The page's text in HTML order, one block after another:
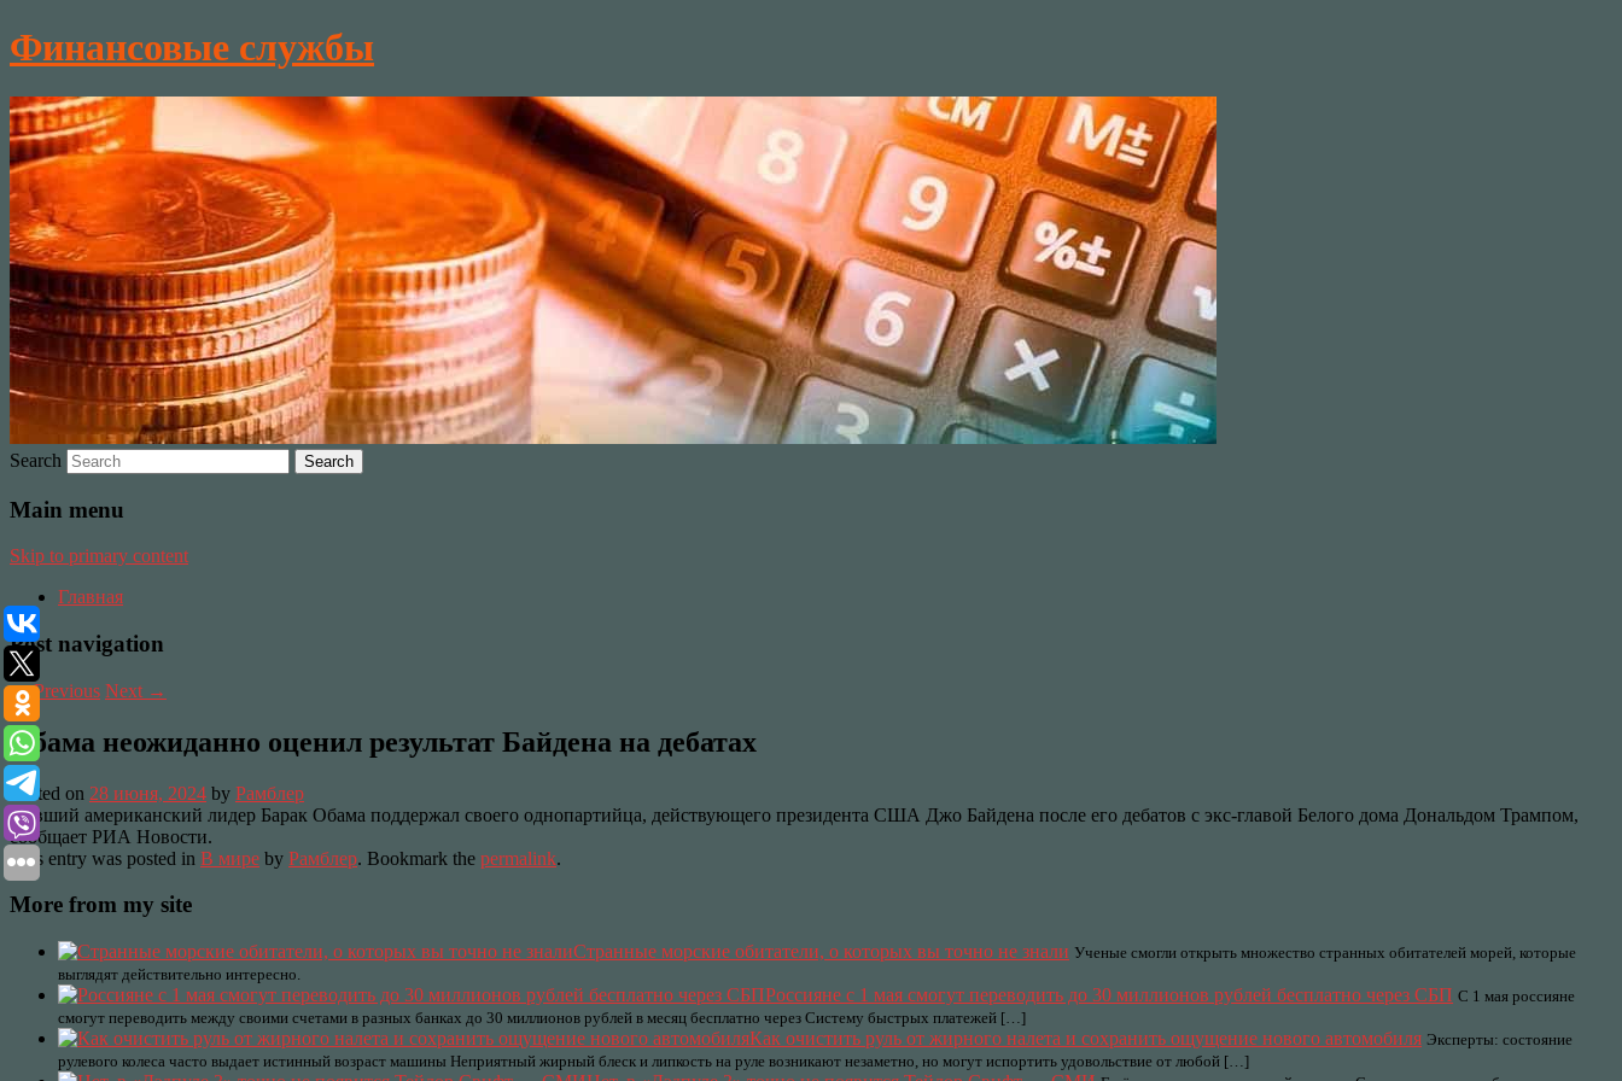
Финансовые службы
Search
Main menu
Skip to primary content
Главная
Post navigation
←Previous Next →
Обама неожиданно оценил результат Байдена на дебатах
Posted on 28 июня, 2024 by Рамблер
Бывший американский лидер Барак Обама поддержал своего однопартийца, действующего президента США Джо Байдена после его дебатов с экс-главой Белого дома Дональдом Трампом,
сообщает РИА Новости.
This entry was posted in В мире by Рамблер. Bookmark the permalink.
More from my site
Странные морские обитатели, о которых вы точно не знали Ученые смогли открыть множество странных обитателей морей, которые
выглядят действительно интересно.
Россияне с 1 мая смогут переводить до 30 миллионов рублей бесплатно через СБП С 1 мая россияне
смогут переводить между своими счетами в разных банках до 30 миллионов рублей в месяц бесплатно через Систему быстрых платежей […]
Как очистить руль от жирного налета и сохранить ощущение нового автомобиля Эксперты: состояние
рулевого колеса часто выдает истинный возраст машины Неприятный жирный блеск и липкость на руле возникают незаметно, но могут испортить удовольствие от любой […]